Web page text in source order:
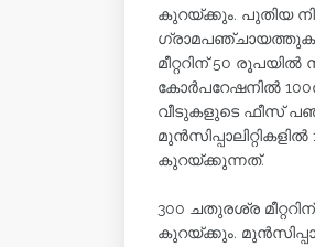
കുറയ്ക്കും. പുതിയ
മീറ്ററിന് 50
കോര്‍പറേഷനില്‍
വീടുകളുടെ ഫീസ്
കുറയ്ക്കുന്നത്.
300 ചതുരശ്ര
കുറയ്ക്കും.